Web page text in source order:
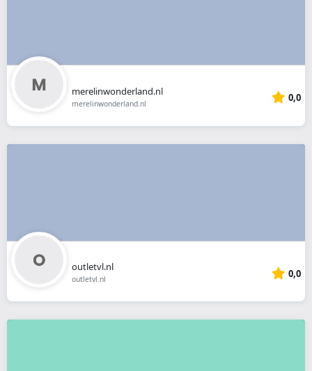
merelinwonderland.nl
merelinwonderland.nl 0,0
outletvl.nl
outletvl.nl 0,0